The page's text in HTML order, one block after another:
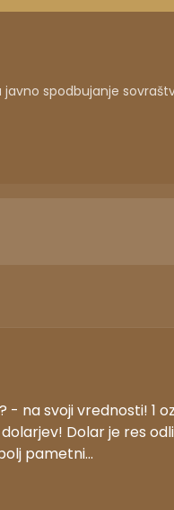
spodbujanje
- na svoji vrednosti! 1
Dolar je res
pametni...